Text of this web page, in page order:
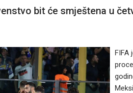
bit će smještena u
FIFA